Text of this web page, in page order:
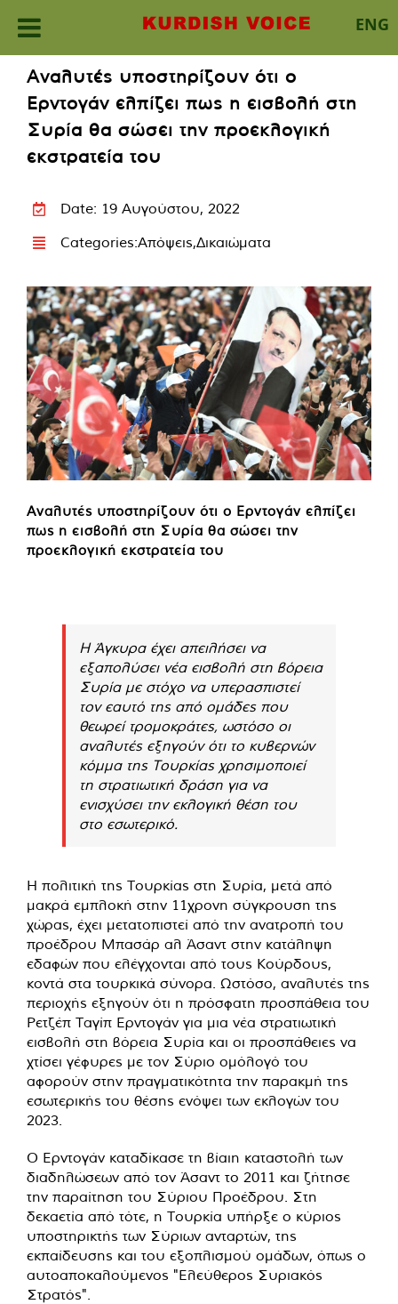
ENG
content
Αναλυτές υποστηρίζουν ότι ο
Ερντογάν ελπίζει πως η εισβολή στη
Συρία θα σώσει την προεκλογική
εκστρατεία του
Date: 19 Αυγούστου, 2022
Categories:Απόψεις,Δικαιώματα
Αναλυτές υποστηρίζουν ότι ο Ερντογάν ελπίζει
πως η εισβολή στη Συρία θα σώσει την
προεκλογική εκστρατεία του
Η Άγκυρα έχει απειλήσει να
εξαπολύσει νέα εισβολή στη βόρεια
Συρία με στόχο να υπερασπιστεί
τον εαυτό της από ομάδες που
θεωρεί τρομοκράτες, ωστόσο οι
αναλυτές εξηγούν ότι το κυβερνών
κόμμα της Τουρκίας χρησιμοποιεί
τη στρατιωτική δράση για να
ενισχύσει την εκλογική θέση του
στο εσωτερικό.
Η πολιτική της Τουρκίας στη Συρία, μετά από
μακρά εμπλοκή στην 11χρονη σύγκρουση της
χώρας, έχει μετατοπιστεί από την ανατροπή του
προέδρου Μπασάρ αλ Άσαντ στην κατάληψη
εδαφών που ελέγχονται από τους Κούρδους,
κοντά στα τουρκικά σύνορα. Ωστόσο, αναλυτές της
περιοχής εξηγούν ότι η πρόσφατη προσπάθεια του
Ρετζέπ Ταγίπ Ερντογάν για μια νέα στρατιωτική
εισβολή στη βόρεια Συρία και οι προσπάθειες να
χτίσει γέφυρες με τον Σύριο ομόλογό του
αφορούν στην πραγματικότητα την παρακμή της
εσωτερικής του θέσης ενόψει των εκλογών του
2023.
Ο Ερντογάν καταδίκασε τη βίαιη καταστολή των
διαδηλώσεων από τον Άσαντ το 2011 και ζήτησε
την παραίτηση του Σύριου Προέδρου. Στη
δεκαετία από τότε, η Τουρκία υπήρξε ο κύριος
υποστηρικτής των Σύριων ανταρτών, της
εκπαίδευσης και του εξοπλισμού ομάδων, όπως ο
αυτοαποκαλούμενος "Ελεύθερος Συριακός
Στρατός".